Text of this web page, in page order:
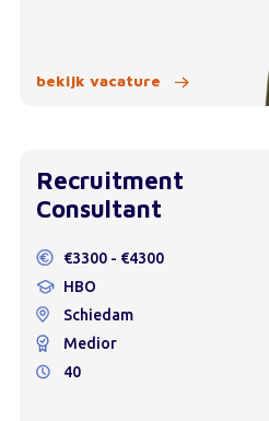
bekijk vacature
Recruitment
Consultant
€3300 - €4300
HBO
Schiedam
Medior
40